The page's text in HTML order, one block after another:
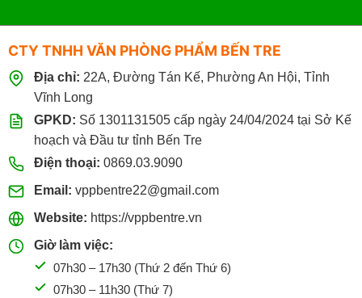
CTY TNHH VĂN PHÒNG PHẨM BẾN TRE
Địa chỉ: 22A, Đường Tán Kế, Phường An Hội, Tỉnh
Vĩnh Long
GPKD: Số 1301131505 cấp ngày 24/04/2024 tại Sở Kế
hoạch và Đầu tư tỉnh Bến Tre
Điện thoại: 0869.03.9090
Email: vppbentre22@gmail.com
Website: https://vppbentre.vn
Giờ làm việc:
07h30 – 17h30 (Thứ 2 đến Thứ 6)
07h30 – 11h30 (Thứ 7)